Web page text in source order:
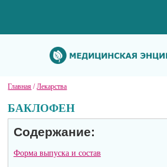
Главная /Лекарства
БАКЛОФЕН
Содержание:
Форма выпуска и состав